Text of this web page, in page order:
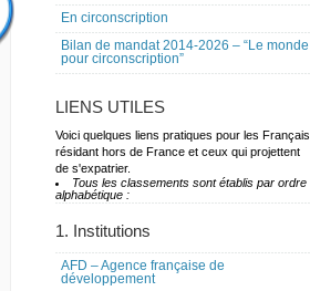
En circonscription
Bilan de mandat 2014-2026 – “Le monde
pour circonscription”
LIENS UTILES
Voici quelques liens pratiques pour les Français
résidant hors de France et ceux qui projettent
de s'expatrier.
Tous les classements sont établis par ordre
alphabétique :
1. Institutions
AFD – Agence française de
développement